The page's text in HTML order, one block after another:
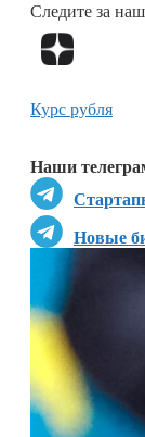
Следите за
Наши
Новые
Курс рубля